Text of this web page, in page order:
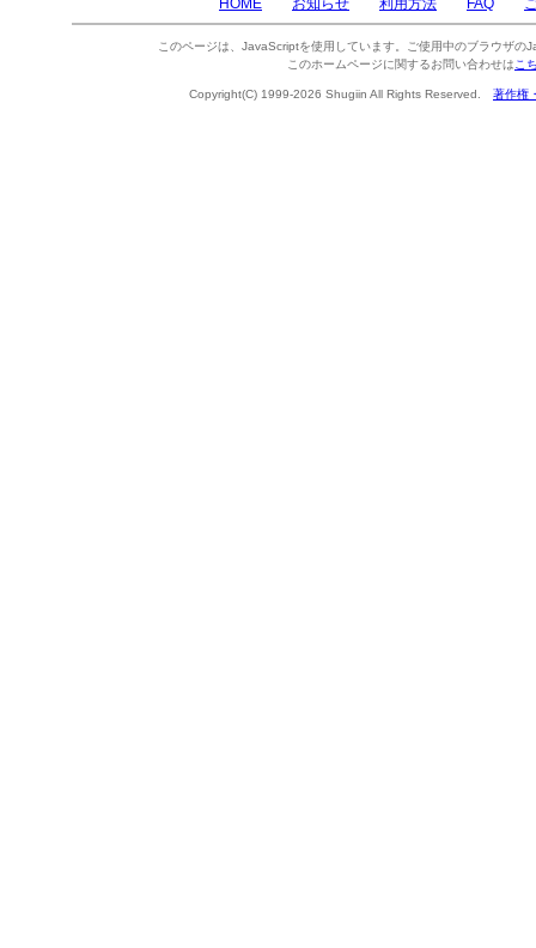
HOME お知らせ 利用方法 FAQ
このページは、JavaScriptを使用しています。ご使用中のブラウザの
このホームページに関するお問い合わせは こ
Copyright(C) 1999-2026 Shugiin All Rights Reserved. 著作権